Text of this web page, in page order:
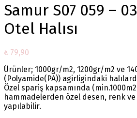
Samur S07 059 –
Otel Halısı
₺ 79,90
Ürünler; 1000gr/m2, 1200gr/m2 ve
(Polyamide(PA)) agirligindaki
Özel spariş kapsamında
hammadelerden özel desen, renk
yapılabilir.